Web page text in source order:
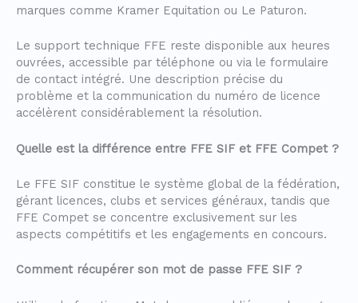
marques comme Kramer Equitation ou Le Paturon.
Le support technique FFE reste disponible aux heures
ouvrées, accessible par téléphone ou via le formulaire
de contact intégré. Une description précise du
problème et la communication du numéro de licence
accélèrent considérablement la résolution.
Quelle est la différence entre FFE SIF et FFE Compet ?
Le FFE SIF constitue le système global de la fédération,
gérant licences, clubs et services généraux, tandis que
FFE Compet se concentre exclusivement sur les
aspects compétitifs et les engagements en concours.
Comment récupérer son mot de passe FFE SIF ?